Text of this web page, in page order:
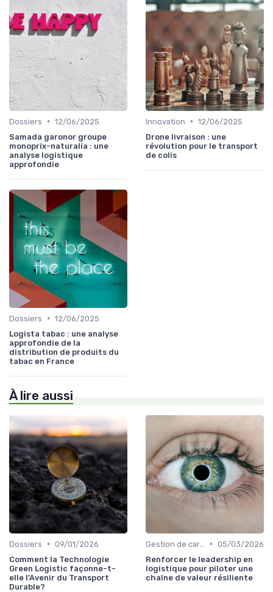
Dossiers • 12/06/2025
Samada garonor groupe
monoprix-naturalia : une
analyse logistique
approfondie
Innovation • 12/06/2025
Drone livraison : une
révolution pour le transport
de colis
Dossiers • 12/06/2025
Logista tabac : une analyse
approfondie de la
distribution de produits du
tabac en France
À lire aussi
Dossiers • 09/01/2026
Comment la Technologie
Green Logistic façonne-t-
elle l'Avenir du Transport
Durable?
• 05/03/2026
Renforcer le leadership en
logistique pour piloter une
chaîne de valeur résiliente